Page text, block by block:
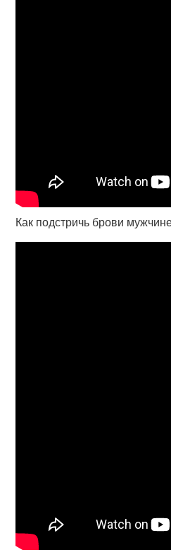
Как подстричь брови